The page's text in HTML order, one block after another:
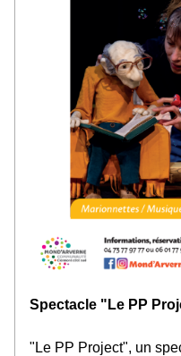
Spectacle "Le PP
"Le PP Project", un